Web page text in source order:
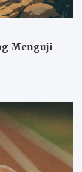
Menguji